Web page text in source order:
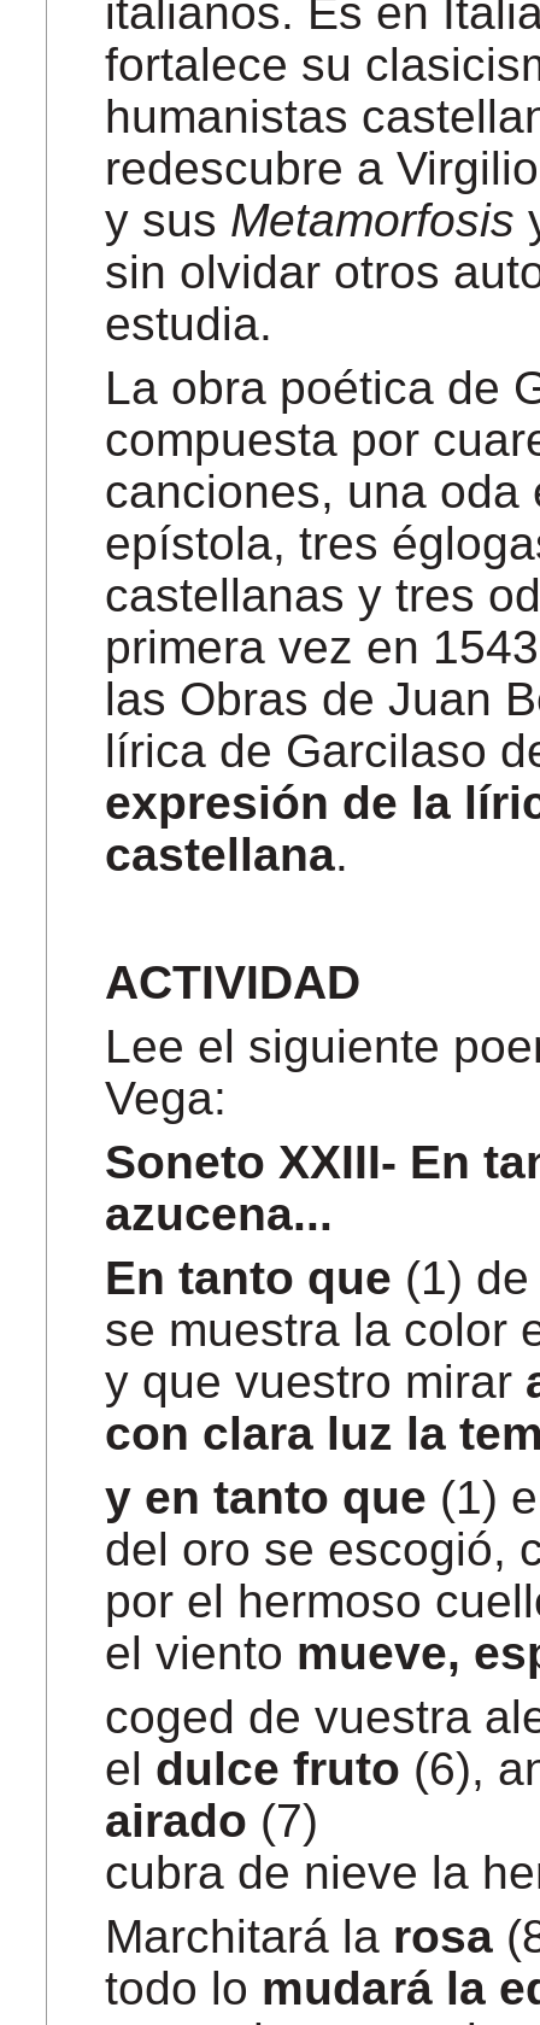
italianos. Es en
fortalece su
humanistas
redescubre a
y sus Metamorfosis
sin olvidar otros
estudia.
La obra poética de
compuesta por
canciones, una
epístola, tres
castellanas y tres
primera vez en
las Obras de Juan
lírica de Garcilaso
expresión de la
castellana.
ACTIVIDAD
Lee el siguiente
Vega:
Soneto XXIII- En
azucena...
En tanto que (1)
se muestra la color
y que vuestro mirar
con clara luz la
y en tanto que (1)
del oro se escogió,
por el hermoso
el viento mueve,
coged de vuestra
el dulce fruto (6),
airado (7)
cubra de nieve la
Marchitará la rosa
todo lo mudará la